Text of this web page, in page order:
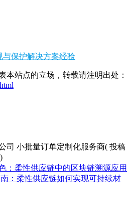
保护解决方案经验
本站点的立场，转载请注明出处：
司 小批量订单定制化服务商( 投稿
：柔性供应链中的区块链溯源应用
：柔性供应链如何实现可持续材